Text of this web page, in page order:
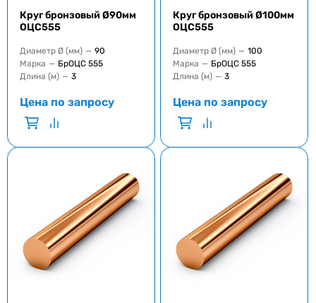
Круг бронзовый Ø90мм
ОЦС555
Диаметр Ø (мм) — 90
Марка — БрОЦС 555
Длина (м) — 3
Цена по запросу
Круг бронзовый Ø100мм
ОЦС555
Диаметр Ø (мм) — 100
Марка — БрОЦС 555
Длина (м) — 3
Цена по запросу